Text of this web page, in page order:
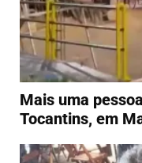
Mais uma
Tocantins, em